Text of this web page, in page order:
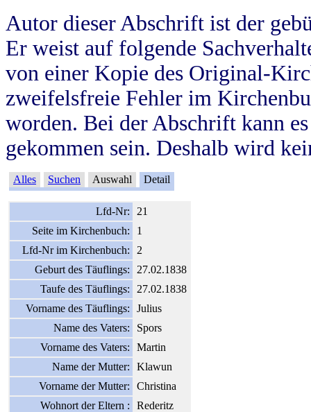
Autor dieser Abschrift ist der
Er weist auf folgende
von einer Kopie des Original-
zweifelsfreie Fehler im
worden. Bei der Abschrift kann
gekommen sein. Deshalb wird
Alles Suchen Auswahl Detail
Lfd-Nr:
21
Seite im Kirchenbuch:
1
Lfd-Nr im Kirchenbuch:
2
Geburt des Täuflings:
27.02.1838
Taufe des Täuflings:
27.02.1838
Vorname des Täuflings:
Julius
Name des Vaters:
Spors
Vorname des Vaters:
Martin
Name der Mutter:
Klawun
Vorname der Mutter:
Christina
Wohnort der Eltern :
Rederitz